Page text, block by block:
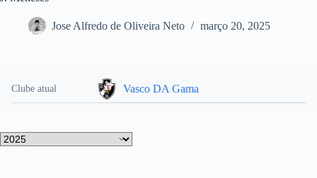
Jose Alfredo de Oliveira Neto março 20, 2025
Clube atual Vasco DA Gama